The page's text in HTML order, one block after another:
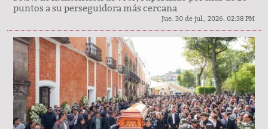
puntos a su perseguidora más cercana
Jue. 30 de jul., 2026. 02:38 PM